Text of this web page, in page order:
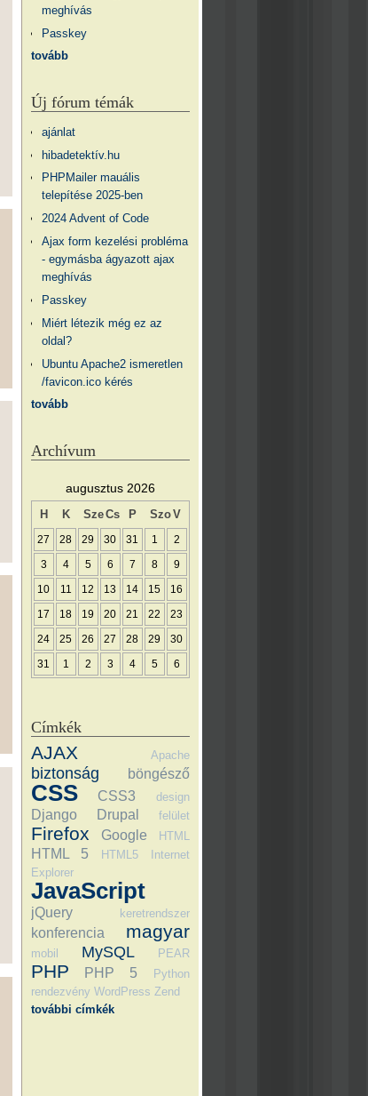
meghívás
Passkey
tovább
Új fórum témák
ajánlat
hibadetektív.hu
PHPMailer mauális
telepítése 2025-ben
2024 Advent of Code
Ajax form kezelési probléma
- egymásba ágyazott ajax
meghívás
Passkey
Miért létezik még ez az
oldal?
Ubuntu Apache2 ismeretlen
/favicon.ico kérés
tovább
Archívum
augusztus 2026
H K SzeCs P SzoV
27 28 29 30 31 1 2
3 4 5 6 7 8 9
10 11 12 13 14 15 16
17 18 19 20 21 22 23
24 25 26 27 28 29 30
31 1 2 3 4 5 6
Címkék
AJAX Apache
biztonság böngésző
CSS CSS3 design
Django Drupal felület
Firefox Google HTML
HTML 5 HTML5
Internet
Explorer
JavaScript
jQuery keretrendszer
konferencia magyar
mobil MySQL PEAR
PHP PHP 5
Python
rendezvény WordPress Zend
további címkék